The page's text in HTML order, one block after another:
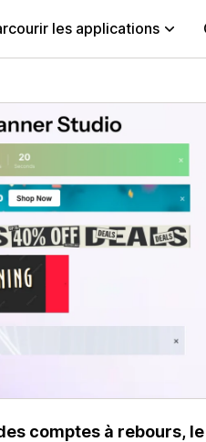
les applications
comptes à rebours,